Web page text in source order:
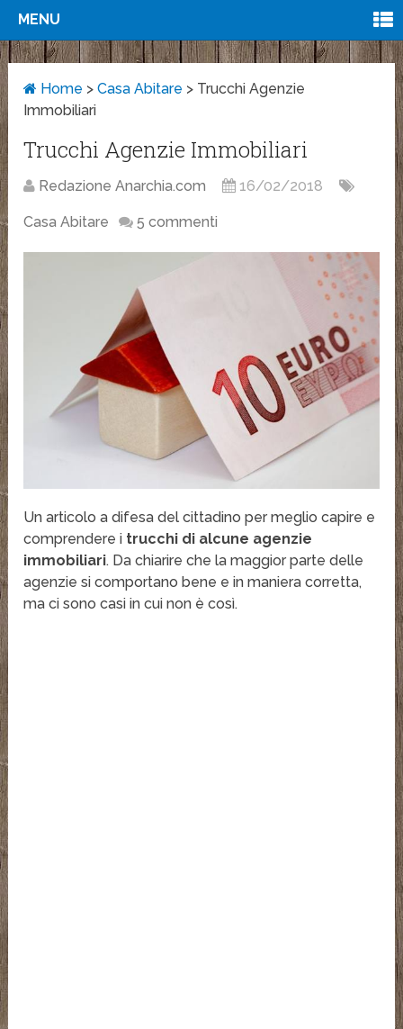
MENU
Home >Casa Abitare > Trucchi Agenzie
Immobiliari
Trucchi Agenzie Immobiliari
Redazione Anarchia.com 16/02/2018
Casa Abitare 5 commenti
Un articolo a difesa del cittadino per meglio capire e
comprendere i trucchi di alcune agenzie
immobiliari. Da chiarire che la maggior parte delle
agenzie si comportano bene e in maniera corretta,
ma ci sono casi in cui non è così.